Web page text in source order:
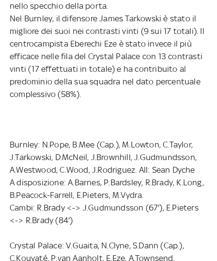
nello specchio della porta.
Nel Burnley, il difensore James Tarkowski è stato il
migliore dei suoi nei contrasti vinti (9 sui 17 totali). Il
centrocampista Eberechi Eze è stato invece il più
efficace nelle fila del Crystal Palace con 13 contrasti
vinti (17 effettuati in totale) e ha contribuito al
predominio della sua squadra nel dato percentuale
complessivo (58%).
Burnley: N.Pope, B.Mee (Cap.), M.Lowton, C.Taylor,
J.Tarkowski, D.McNeil, J.Brownhill, J.Gudmundsson,
A.Westwood, C.Wood, J.Rodriguez. All: Sean Dyche
A disposizione: A.Barnes, P.Bardsley, R.Brady, K.Long,
B.Peacock-Farrell, E.Pieters, M.Vydra.
Cambi: R.Brady <-> J.Gudmundsson (67'), E.Pieters
<-> R.Brady (84')
Crystal Palace: V.Guaita, N.Clyne, S.Dann (Cap.),
C.Kouyaté, P.van Aanholt, E.Eze, A.Townsend,